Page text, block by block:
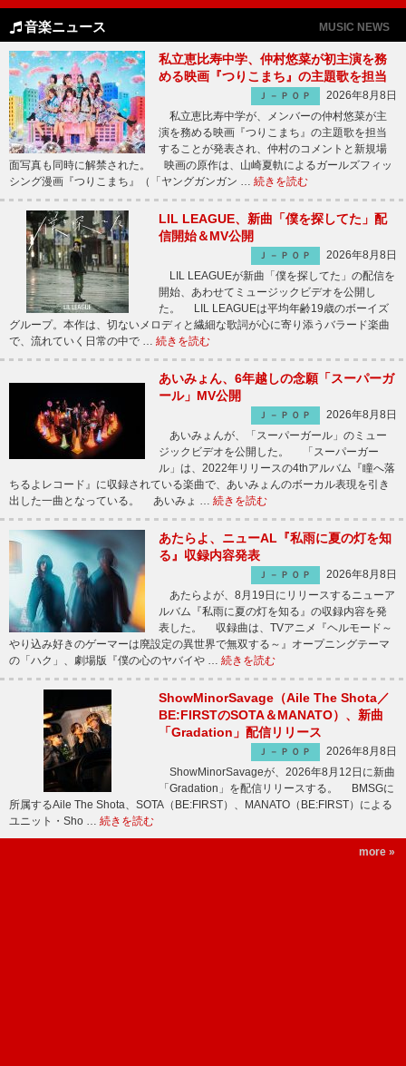
音楽ニュース MUSIC NEWS
私立恵比寿中学、仲村悠菜が初主演を務
める映画『つりこまち』の主題歌を担当
Ｊ－ＰＯＰ
2026年8月8日
私立恵比寿中学が、メンバーの仲村悠菜が主
演を務める映画『つりこまち』の主題歌を担当
することが発表され、仲村のコメントと新規場
面写真も同時に解禁された。 映画の原作は、山崎夏軌によるガールズフィッ
シング漫画『つりこまち』（「ヤングガンガン … 続きを読む
LIL LEAGUE、新曲「僕を探してた」配
信開始＆MV公開
Ｊ－ＰＯＰ
2026年8月8日
LIL LEAGUEが新曲「僕を探してた」の配信を
開始、あわせてミュージックビデオを公開し
た。 LIL LEAGUEは平均年齢19歳のボーイズ
グループ。本作は、切ないメロディと繊細な歌詞が心に寄り添うバラード楽曲
で、流れていく日常の中で … 続きを読む
あいみょん、6年越しの念願「スーパーガ
ール」MV公開
Ｊ－ＰＯＰ
2026年8月8日
あいみょんが、「スーパーガール」のミュー
ジックビデオを公開した。 「スーパーガー
ル」は、2022年リリースの4thアルバム『瞳へ落
ちるよレコード』に収録されている楽曲で、あいみょんのボーカル表現を引き
出した一曲となっている。 あいみょ … 続きを読む
あたらよ、ニューAL『私雨に夏の灯を知
る』収録内容発表
Ｊ－ＰＯＰ
2026年8月8日
あたらよが、8月19日にリリースするニューア
ルバム『私雨に夏の灯を知る』の収録内容を発
表した。 収録曲は、TVアニメ『ヘルモード～
やり込み好きのゲーマーは廃設定の異世界で無双する～』オープニングテーマ
の「ハク」、劇場版『僕の心のヤバイや … 続きを読む
ShowMinorSavage（Aile The Shota／
BE:FIRSTのSOTA＆MANATO）、新曲
「Gradation」配信リリース
Ｊ－ＰＯＰ
2026年8月8日
ShowMinorSavageが、2026年8月12日に新曲
「Gradation」を配信リリースする。 BMSGに
所属するAile The Shota、SOTA（BE:FIRST）、MANATO（BE:FIRST）による
ユニット・Sho … 続きを読む
more »